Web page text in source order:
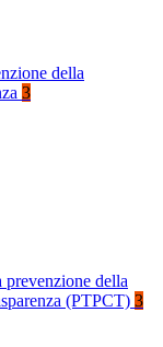
della
3
prevenzione della
(PTPCT) 3